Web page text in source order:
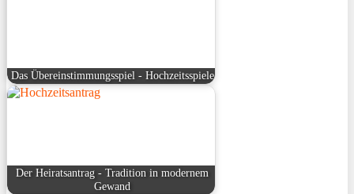
Das Übereinstimmungsspiel - Hochzeitsspiele
Der Heiratsantrag - Tradition in modernem
Gewand